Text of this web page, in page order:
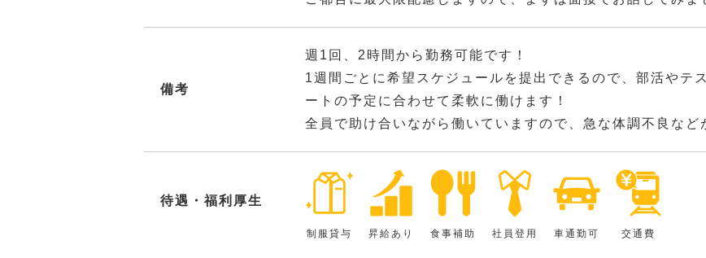
備考
週1回、2時間から勤務可能です！
1週間ごとに希望スケジュールを提出できるので、部活やテ
ートの予定に合わせて柔軟に働けます！
全員で助け合いながら働いていますので、急な体調不良など
待遇・福利厚生
制服貸与 昇給あり 食事補助 社員登用 車通勤可 交通費